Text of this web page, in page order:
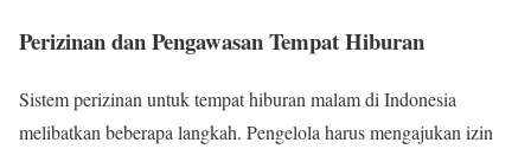
Perizinan dan Pengawasan Tempat Hiburan
Sistem perizinan untuk tempat hiburan malam di Indonesia
melibatkan beberapa langkah. Pengelola harus mengajukan izin